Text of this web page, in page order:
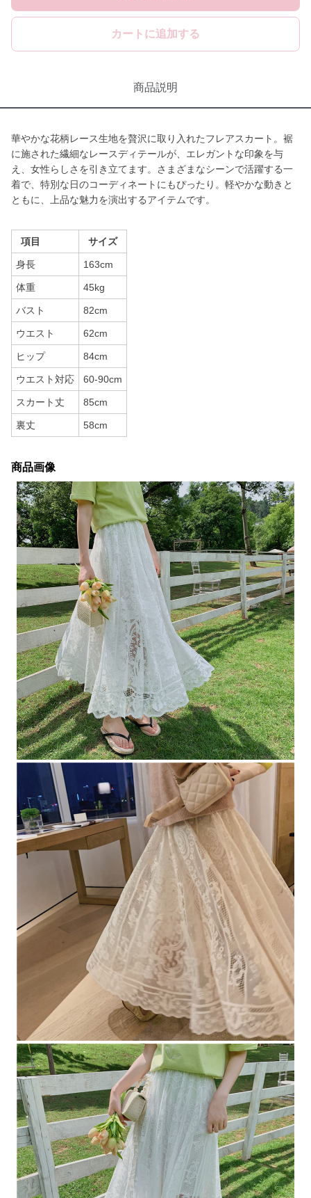
カートに追加する
商品説明
華やかな花柄レース生地を贅沢に取り入れたフレアスカート。裾
に施された繊細なレースディテールが、エレガントな印象を与
え、女性らしさを引き立てます。さまざまなシーンで活躍する一
着で、特別な日のコーディネートにもぴったり。軽やかな動きと
ともに、上品な魅力を演出するアイテムです。
項目 サイズ
身長 163cm
体重 45kg
バスト 82cm
ウエスト 62cm
ヒップ 84cm
ウエスト対応 60-90cm
スカート丈 85cm
裏丈 58cm
商品画像